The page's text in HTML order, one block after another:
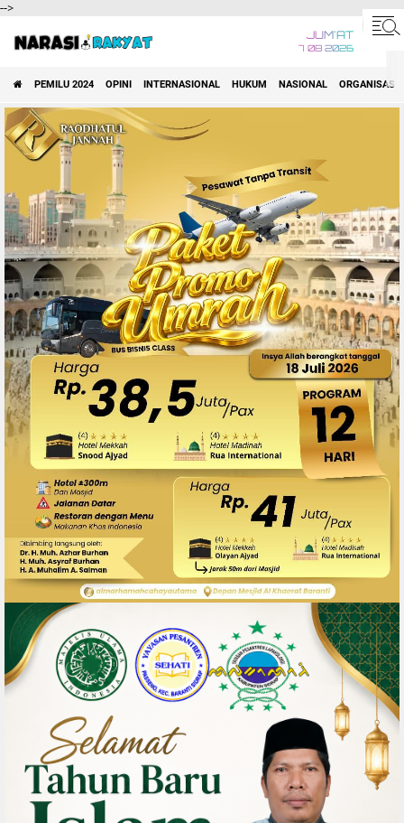
-->
JUM'AT
7 08 2026
PEMILU 2024 OPINI INTERNASIONAL HUKUM NASIONAL ORGANISASI